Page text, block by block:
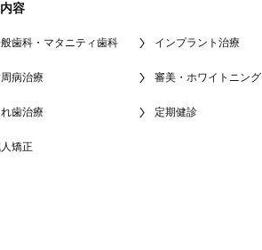
容
歯科・マタニティ歯科
病治療
れ歯治療
矯正
インプラント治療
審美・ホワイトニング
定期健診